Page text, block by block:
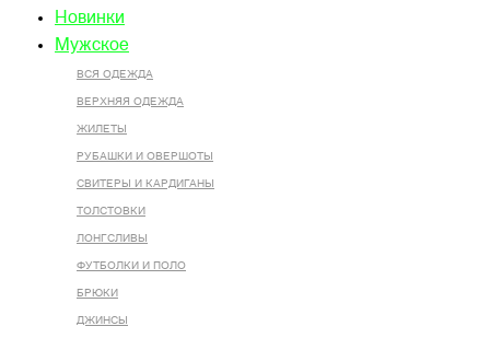
Новинки
Мужское
ВСЯ ОДЕЖДА
ВЕРХНЯЯ ОДЕЖДА
ЖИЛЕТЫ
РУБАШКИ И ОВЕРШОТЫ
СВИТЕРЫ И КАРДИГАНЫ
ТОЛСТОВКИ
ЛОНГСЛИВЫ
ФУТБОЛКИ И ПОЛО
БРЮКИ
ДЖИНСЫ